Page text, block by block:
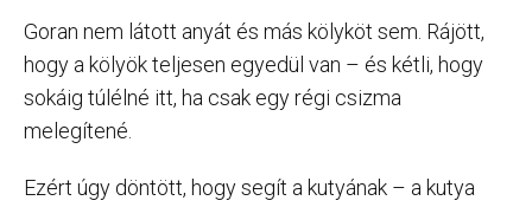
Goran nem látott anyát és más kölyköt sem. Rájött,
hogy a kölyök teljesen egyedül van – és kétli, hogy
sokáig túlélné itt, ha csak egy régi csizma
melegítené.
Ezért úgy döntött, hogy segít a kutyának – a kutya